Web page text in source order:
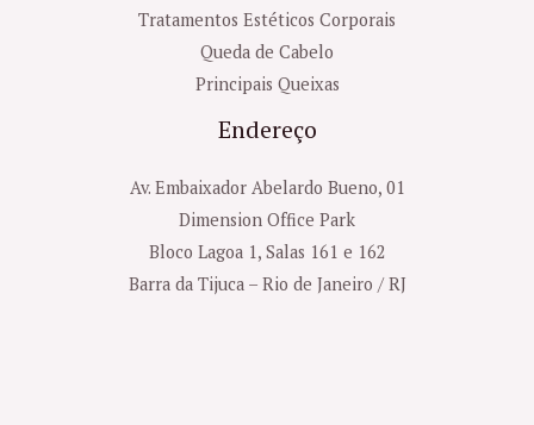
Tratamentos Estéticos Corporais
Queda de Cabelo
Principais Queixas
Endereço
Av. Embaixador Abelardo Bueno, 01
Dimension Office Park
Bloco Lagoa 1, Salas 161 e 162
Barra da Tijuca – Rio de Janeiro / RJ